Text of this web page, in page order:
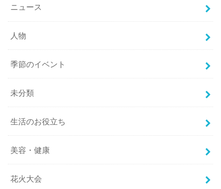
ニュース
人物
季節のイベント
未分類
生活のお役立ち
美容・健康
花火大会